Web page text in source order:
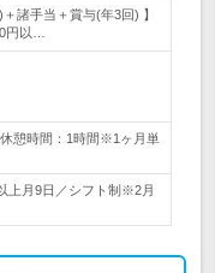
諸手当＋賞与(年3回) 】
円以…
憩時間：1時間※1ヶ月単
上月9日／シフト制※2月